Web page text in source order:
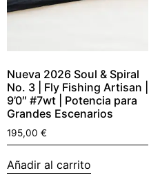
Nueva 2026 Soul & Spiral
No. 3 | Fly Fishing Artisan |
9’0″ #7wt | Potencia para
Grandes Escenarios
195,00 €
Añadir al carrito